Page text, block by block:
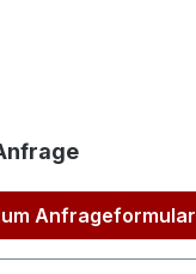
Anfrageformular